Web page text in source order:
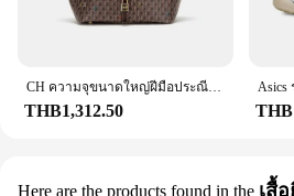
CH ความจุขนาดใหญ่ฝีมือประณีตพิมพ์ตัวอักษรสุภาพสตรีกระเป๋าถือมัลติฟังก์ชั่กระเป๋าถือสตรีสไตล์คลาสสิกย้อนยุค
THB1,312.50
Here are the products found in the เสื้